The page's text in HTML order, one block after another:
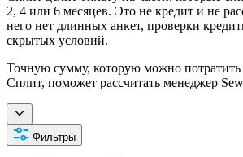
2, 4 или 6 месяцев. Это не кредит и не
него нет длинных анкет, проверки
скрытых условий.
Точную сумму, которую можно
Сплит, поможет рассчитать менеджер
Фильтры